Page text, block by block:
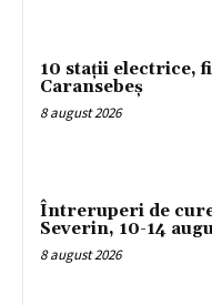
10 stații electrice,
Caransebeș
8 august 2026
Întreruperi de
Severin, 10-14
8 august 2026